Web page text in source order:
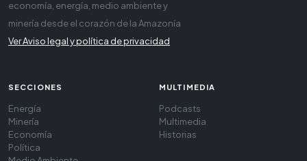
economía, energía, medio ambiente y
minería desde el corazón de la Amazonía
Ver Aviso legal y política de privacidad
SECCIONES
Energía
Minería
Economía
Política
MULTIMEDIA
Podcasts
Multimedia
Historias